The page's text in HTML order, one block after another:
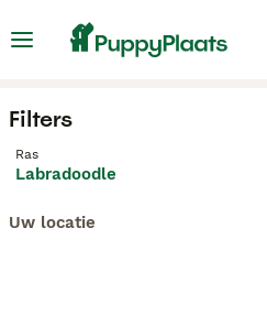
Filters
Ras
Labradoodle
Uw locatie